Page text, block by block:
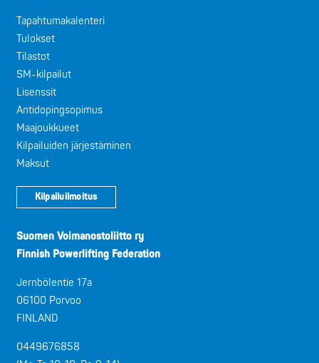
Tapahtumakalenteri
Tulokset
Tilastot
SM-kilpailut
Lisenssit
Antidopingsopimus
Maajoukkueet
Kilpailuiden järjestäminen
Maksut
Kilpailuilmoitus
Suomen Voimanostoliitto ry
Finnish Powerlifting Federation
Jernbölentie 17a
06100 Porvoo
FINLAND
0449676858